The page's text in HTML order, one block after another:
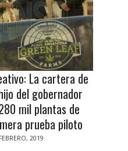
La cartera de
del gobernador
mil plantas de
prueba piloto
2019